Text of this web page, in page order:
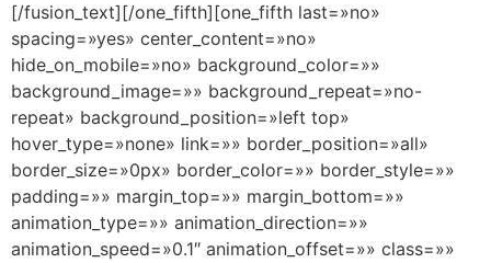
[/fusion_text][/one_fifth][one_fifth last=»no»
spacing=»yes» center_content=»no»
hide_on_mobile=»no» background_color=»»
background_image=»» background_repeat=»no-
repeat» background_position=»left top»
hover_type=»none» link=»» border_position=»all»
border_size=»0px» border_color=»» border_style=»»
padding=»» margin_top=»» margin_bottom=»»
animation_type=»» animation_direction=»»
animation_speed=»0.1″ animation_offset=»» class=»»